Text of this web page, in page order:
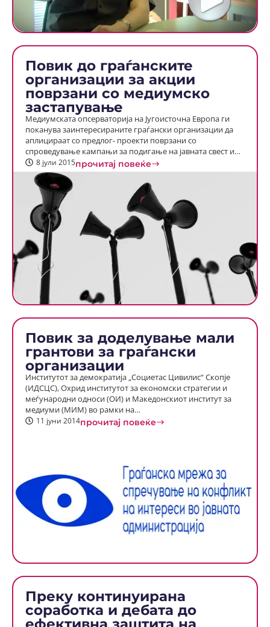
Повик до граѓанските
организации за акции
поврзани со медиумско
застапување
Медиумската oпсерваторија на Југоисточна Европа ги
поканува заинтересираните граѓански организации да
аплицираат со предлог- проекти поврзани со
спроведување кампањи за подигање на јавната свест и…
8 јули 2015прочитај повеќе
Повик за доделување мали
грантови за граѓански
организации
Институтот за демократија „Социетас Цивилис“ Скопје
(ИДСЦС), Охрид институтот за економски стратегии и
меѓународни односи (ОИ) и Македонскиот институт за
медиуми (МИМ) во рамки на…
11 јуни 2014прочитај повеќе
Преку континуирана
соработка и дебата до